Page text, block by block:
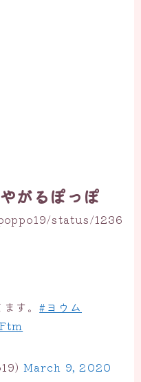
がるぽっぽ
status/1236
ます。#ヨウム
March 9, 2020